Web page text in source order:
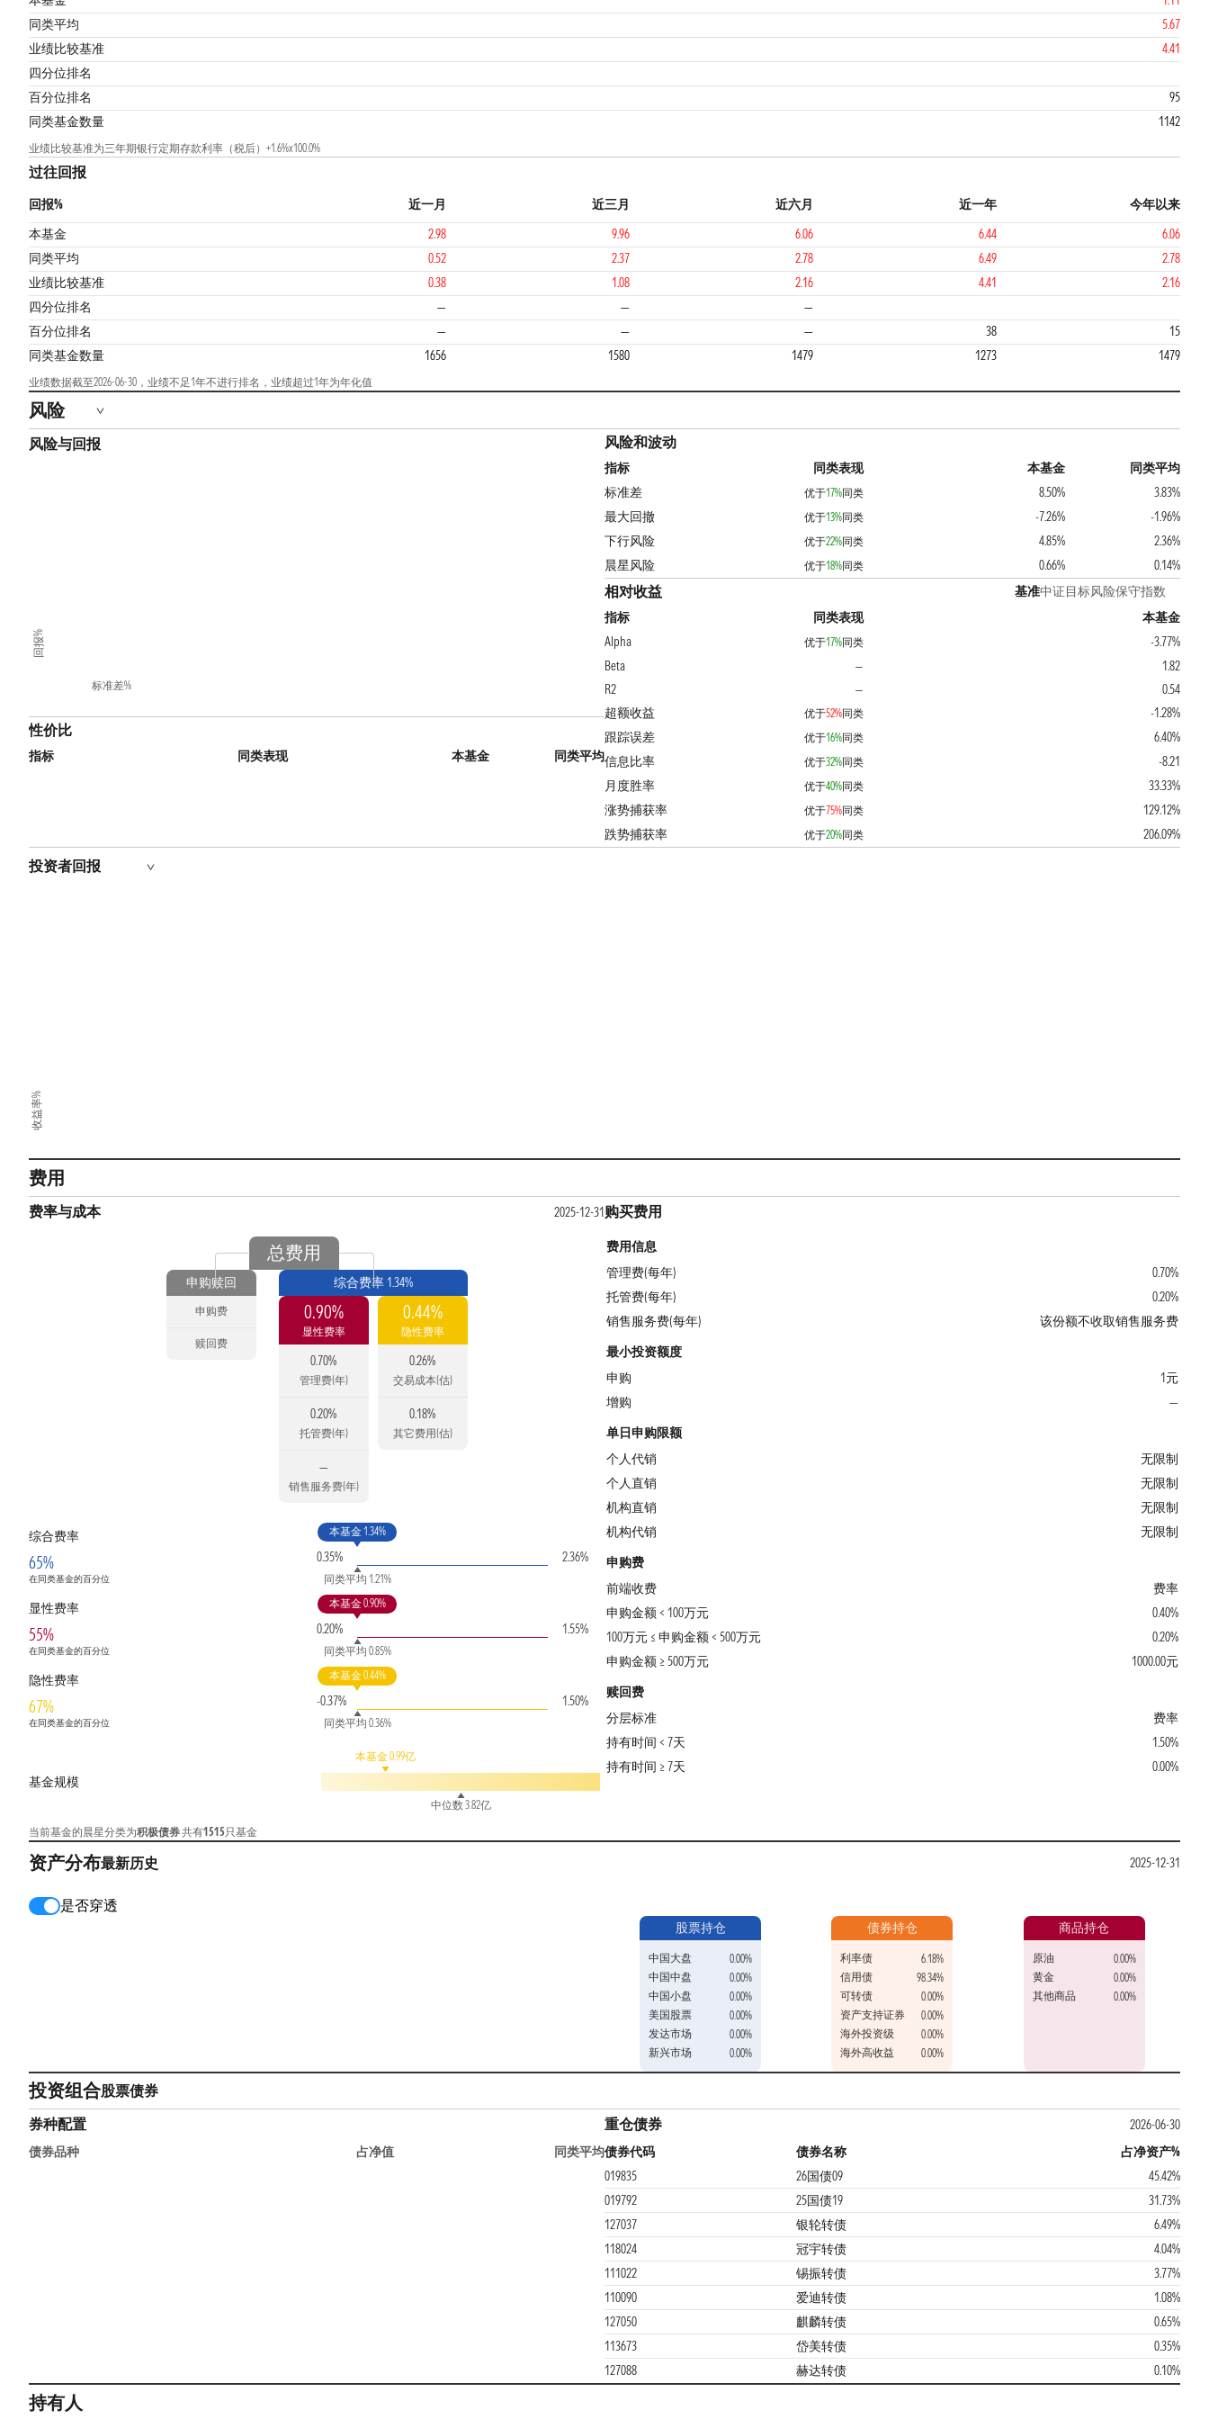
同类平均
5.67
业绩比较基准
4.41
四分位排名
4
百分位排名
95
同类基金数量
1142
业绩比较基准为三年期银行定期存款利率（税后）+1.6%x100.0%
过往回报
回报% 近一月 近三月 近六月 近一年
今年以来
本基金
2.98 9.96 6.06 6.44
6.06
同类平均
0.52 2.37 2.78 6.49
2.78
业绩比较基准
0.38 1.08 2.16 4.41
2.16
四分位排名
— — —
2 1
百分位排名 — — — 38
15
同类基金数量
1656 1580 1479 1273 1479
业绩数据截至2026-06-30，业绩不足1年不进行排名，业绩超过1年为年化值
风险
风险与回报
标准差%
回报%
性价比
指标 同类表现 本基金 同类平均
风险和波动
指标 同类表现 本基金
同类平均
标准差
优于17%同类 8.50%
3.83%
最大回撤
优于13%同类 -7.26%
-1.96%
下行风险
优于22%同类 4.85%
2.36%
晨星风险
优于18%同类 0.66% 0.14%
相对收益 基准中证目标风险保守指数
指标
同类表现
本基金
Alpha
优于17%同类
-3.77%
Beta
—
1.82
R2
—
0.54
超额收益
优于52%同类
-1.28%
跟踪误差
优于16%同类
6.40%
信息比率
优于32%同类
-8.21
月度胜率
优于40%同类
33.33%
涨势捕获率
优于75%同类
129.12%
跌势捕获率
优于20%同类 206.09%
投资者回报
收益率%
费用
费率与成本 2025-12-31
总费用
申购赎回
申购费
赎回费
综合费率 1.34%
0.90%
显性费率
0.70%
管理费(年)
0.20%
托管费(年)
—
销售服务费(年)
0.44%
隐性费率
0.26%
交易成本(估)
0.18%
其它费用(估)
综合费率
65%
在同类基金的百分位
0.35%
本基金 1.34%
同类平均 1.21%
2.36%
显性费率
55%
在同类基金的百分位
0.20%
本基金 0.90%
同类平均 0.85%
1.55%
隐性费率
67%
在同类基金的百分位
-0.37%
本基金 0.44%
同类平均 0.36%
1.50%
基金规模
本基金 0.99亿
中位数 3.82亿
当前基金的晨星分类为积极债券共有1515只基金
购买费用
费用信息
管理费(每年)
0.70%
托管费(每年)
0.20%
销售服务费(每年)
该份额不收取销售服务费
最小投资额度
申购
1元
增购
—
单日申购限额
个人代销
无限制
个人直销
无限制
机构直销
无限制
机构代销
无限制
申购费
前端收费
费率
申购金额 < 100万元
0.40%
100万元 ≤ 申购金额 < 500万元
0.20%
申购金额 ≥ 500万元
1000.00元
赎回费
分层标准
费率
持有时间 < 7天
1.50%
持有时间 ≥ 7天
0.00%
资产分布最新历史 2025-12-31
是否穿透
股票持仓
中国大盘
0.00%
中国中盘
0.00%
中国小盘
0.00%
美国股票
0.00%
发达市场
0.00%
新兴市场
0.00%
债券持仓
利率债
6.18%
信用债
98.34%
可转债
0.00%
资产支持证券
0.00%
海外投资级
0.00%
海外高收益
0.00%
商品持仓
原油
0.00%
黄金
0.00%
其他商品
0.00%
投资组合股票债券
券种配置
债券品种 占净值 同类平均
重仓债券
2026-06-30
债券代码
债券名称
占净资产%
019835
26国债09
45.42%
019792
25国债19
31.73%
127037
银轮转债
6.49%
118024
冠宇转债
4.04%
111022
锡振转债
3.77%
110090
爱迪转债
1.08%
127050
麒麟转债
0.65%
113673
岱美转债
0.35%
127088
赫达转债 0.10%
持有人